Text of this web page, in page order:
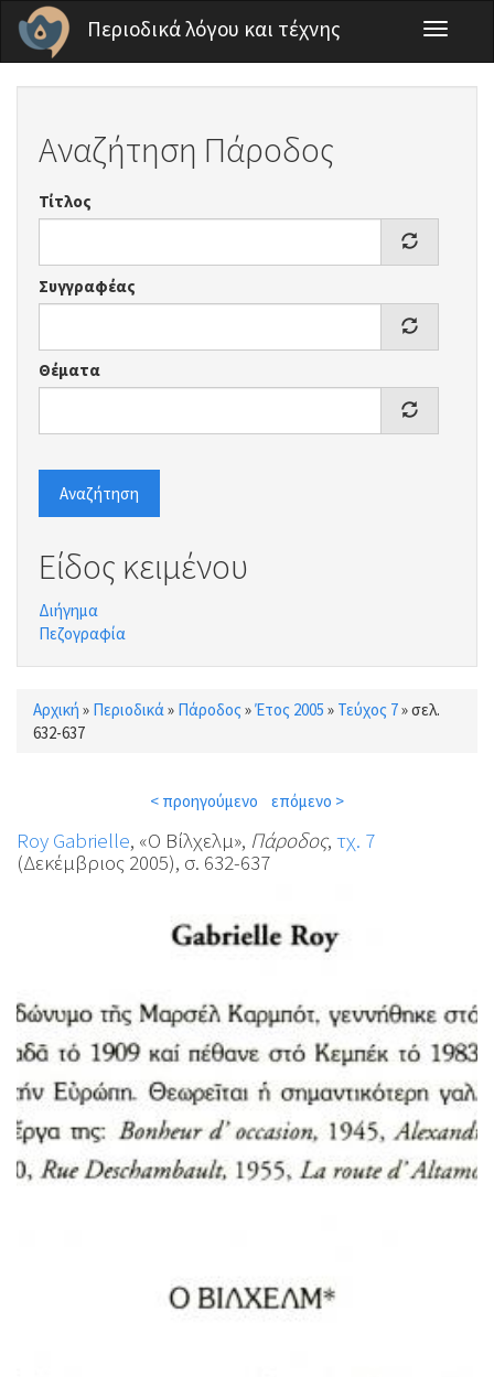
Παράκαμψη προς το κυρίως περιεχόμενο
Περιοδικά λόγου και τέχνης
Toggle
Αναζήτηση Πάροδος
Τίτλος
Συγγραφέας
Θέματα
Αναζήτηση
Είδος κειμένου
Διήγημα
Πεζογραφία
Είστε εδώ
Αρχική » Περιοδικά » Πάροδος »Έτος 2005 » Τεύχος 7»σελ.
632-637
< προηγούμενο επόμενο >
Roy Gabrielle, «Ο Βίλχελμ», Πάροδος, τχ. 7
(Δεκέμβριος 2005), σ. 632-637